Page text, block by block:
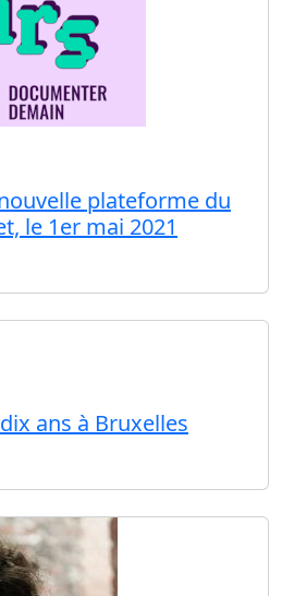
plateforme du
le 1er mai 2021
dix ans à Bruxelles